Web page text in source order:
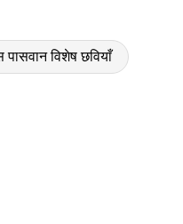
पासवान विशेष छवियाँ